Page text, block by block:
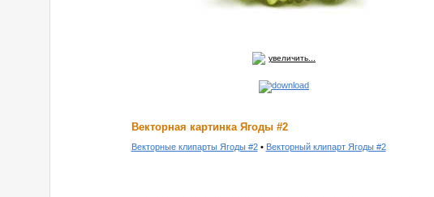
увеличить...
Векторная картинка Ягоды #2
Векторные клипарты Ягоды #2• Векторный клипарт Ягоды #2